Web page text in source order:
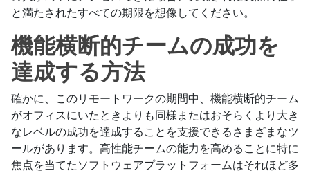
と満たされたすべての期限を想像してください。
機能横断的チームの成功を
達成する方法
確かに、このリモートワークの期間中、機能横断的チーム
がオフィスにいたときよりも同様またはおそらくより大き
なレベルの成功を達成することを支援できるさまざまなツ
ールがあります。高性能チームの能力を高めることに特に
焦点を当てたソフトウェアプラットフォームはそれほど多